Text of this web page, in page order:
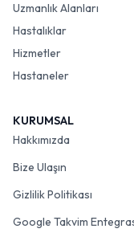
Uzmanlık Alanları
Hastalıklar
Hizmetler
Hastaneler
KURUMSAL
Hakkımızda
Bize Ulaşın
Gizlilik Politikası
Google Takvim